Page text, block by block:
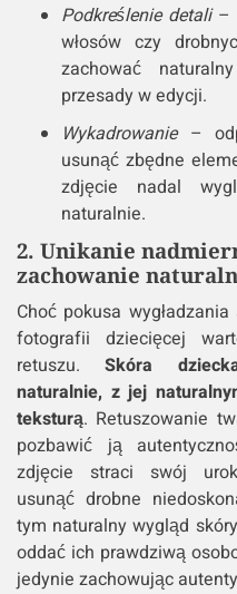
Podkreślenie detali–
włosów czy
zachować
przesady w edycji.
Wykadrowanie–
usunąć zbędne
zdjęcie nadal
naturalnie.
2. Unikanie
zachowanie
Choć pokusa
fotografii dziecięcej
retuszu.Skóra
naturalnie, z jej
teksturą. Retuszowanie
pozbawić ją
zdjęcie straci swój
usunąć drobne
tym naturalny wygląd
oddać ich prawdziwą
jedynie zachowując